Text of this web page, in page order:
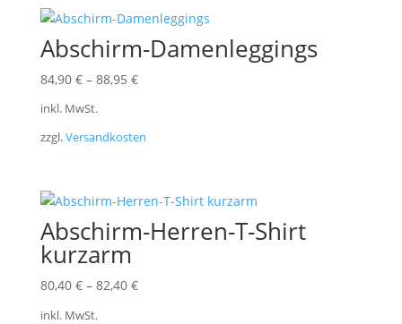
Abschirm-Damenleggings
84,90 €– 88,95 €
inkl. MwSt.
zzgl.Versandkosten
Abschirm-Herren-T-Shirt
kurzarm
80,40 €– 82,40 €
inkl. MwSt.